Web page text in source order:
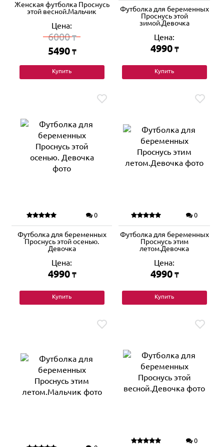
Женская футболка Проснусь
этой весной.Мальчик
Цена:
6000₸
5490 ₸
Купить
Футболка для беременных
Проснусь этой
зимой.Девочка
Цена:
4990 ₸
Купить
0
Футболка для беременных
Проснусь этой осенью.
Девочка
Цена:
4990 ₸
Купить
0
Футболка для беременных
Проснусь этим
летом.Девочка
Цена:
4990 ₸
Купить
0